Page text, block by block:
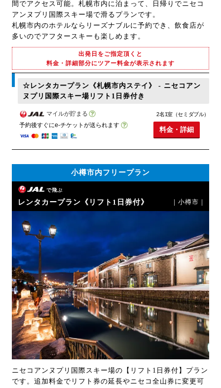
間でアクセス可能。札幌市内に泊まって、日帰りでニセコ
アンヌプリ国際スキー場で滑るプランです。
札幌市内のホテルならリーズナブルに予約でき、飲食店が
多いのでアフタースキーも楽しめます。
出発日をご指定頂くと
料金・詳細部分にツアー料金が表示されます
☆レンタカープラン《札幌市内ステイ》 - ニセコアン
ヌプリ国際スキー場リフト1日券付き
マイルが貯まる
予約後すぐにe-チケットが送られます
2名1室（セミダブル）
料金・詳細
小樽市内フリープラン
で飛ぶ
レンタカープラン《リフト1日券付》 ｜小樽市｜
ニセコアンヌプリ国際スキー場の【リフト1日券付】プラン
です。追加料金でリフト券の延長やニセコ全山券に変更可